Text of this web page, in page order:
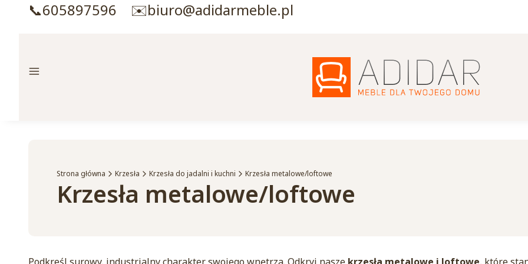
📞605897596 ✉️biuro@adidarmeble.pl
Menu
Strona główna Krzesła Krzesła do jadalni i kuchni Krzesła metalowe/loftowe
Krzesła metalowe/loftowe